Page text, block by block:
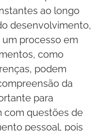
ao longo
desenvolvimento,
processo em
como
podem
da
para
com questões de
pessoal, pois